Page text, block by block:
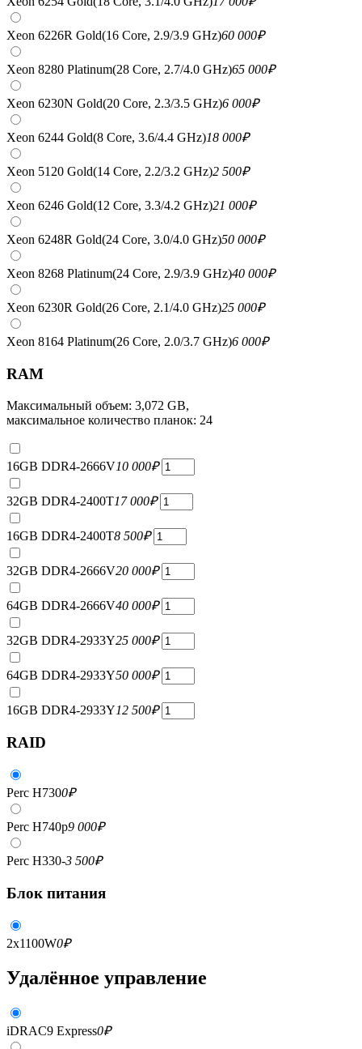
Xeon 6226R Gold(16 Core, 2.9/3.9 GHz)60 000₽
Xeon 8280 Platinum(28 Core, 2.7/4.0 GHz)65 000₽
Xeon 6230N Gold(20 Core, 2.3/3.5 GHz)6 000₽
Xeon 6244 Gold(8 Core, 3.6/4.4 GHz)18 000₽
Xeon 5120 Gold(14 Core, 2.2/3.2 GHz)2 500₽
Xeon 6246 Gold(12 Core, 3.3/4.2 GHz)21 000₽
Xeon 6248R Gold(24 Core, 3.0/4.0 GHz)50 000₽
Xeon 8268 Platinum(24 Core, 2.9/3.9 GHz)40 000₽
Xeon 6230R Gold(26 Core, 2.1/4.0 GHz)25 000₽
Xeon 8164 Platinum(26 Core, 2.0/3.7 GHz)6 000₽
RAM
Максимальный объем: 3,072 GB,
максимальное количество планок: 24
16GB DDR4-2666V10 000₽
32GB DDR4-2400T17 000₽
16GB DDR4-2400T8 500₽
32GB DDR4-2666V20 000₽
64GB DDR4-2666V40 000₽
32GB DDR4-2933Y25 000₽
64GB DDR4-2933Y50 000₽
16GB DDR4-2933Y12 500₽
RAID
Perc H7300₽
Perc H740p9 000₽
Perc H330-3 500₽
Блок питания
2x1100W0₽
Удалённое управление
iDRAC9 Express0₽